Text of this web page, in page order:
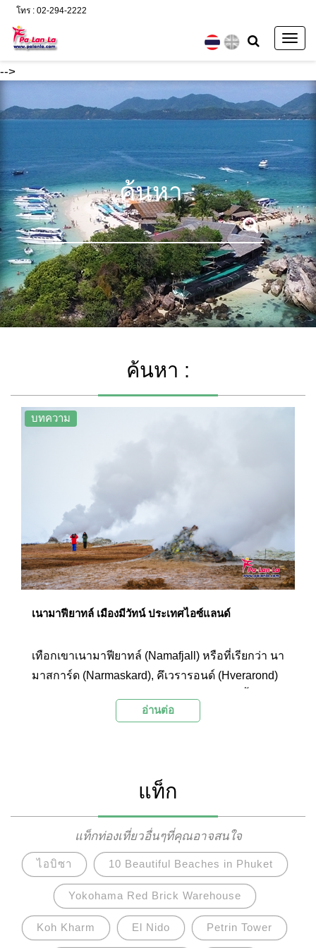
-->
โทร : 02-294-2222
ค้นหา :
ค้นหา :
บทความ
เนามาฟียาทล์ เมืองมีวัทน์ ประเทศไอซ์แลนด์
เทือกเขาเนามาฟียาทล์ (Namafjall) หรือที่เรียกว่า นา
มาสการ์ด (Narmaskard), คึเวรารอนด์ (Hverarond)
เป็นเทือกเขาสีส้ม เหลือง และเต็มไปด้วยบ่อโคลน
เดือดมักมีกำมะถันอยู่มาก
อ่านต่อ
แท็ก
แท็กท่องเที่ยวอื่นๆที่คุณอาจสนใจ
ไอบิซา 10 Beautiful Beaches in Phuket
Yokohama Red Brick Warehouse
Koh Kharm El Nido Petrin Tower